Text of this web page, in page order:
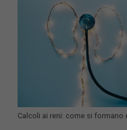
Calcoli ai reni: come si formano